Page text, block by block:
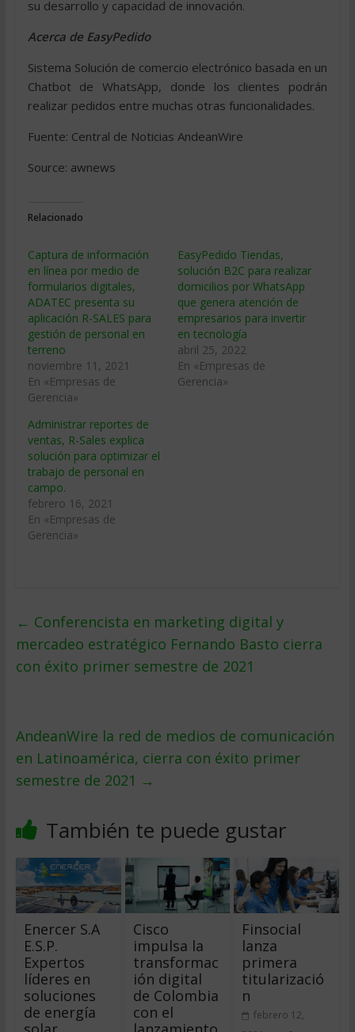
su desarrollo y capacidad de innovación.
Acerca de EasyPedido
Sistema Solución de comercio electrónico basada en un
Chatbot de WhatsApp, donde los clientes podrán
realizar pedidos entre muchas otras funcionalidades.
Fuente: Central de Noticias AndeanWire
Source: awnews
Relacionado
Captura de información
en línea por medio de
formularios digitales,
ADATEC presenta su
aplicación R-SALES para
gestión de personal en
terreno
noviembre 11, 2021
En «Empresas de
Gerencia»
EasyPedido Tiendas,
solución B2C para realizar
domicilios por WhatsApp
que genera atención de
empresarios para invertir
en tecnología
abril 25, 2022
En «Empresas de
Gerencia»
Administrar reportes de
ventas, R-Sales explica
solución para optimizar el
trabajo de personal en
campo.
febrero 16, 2021
En «Empresas de
Gerencia»
← Conferencista en marketing digital y
mercadeo estratégico Fernando Basto cierra
con éxito primer semestre de 2021
AndeanWire la red de medios de comunicación
en Latinoamérica, cierra con éxito primer
semestre de 2021 →
También te puede gustar
Enercer S.A
E.S.P.
Expertos
líderes en
soluciones
de energía
Cisco
impulsa la
transformac
ión digital
de Colombia
con el
Finsocial
lanza
primera
titularizació
n
febrero 12,